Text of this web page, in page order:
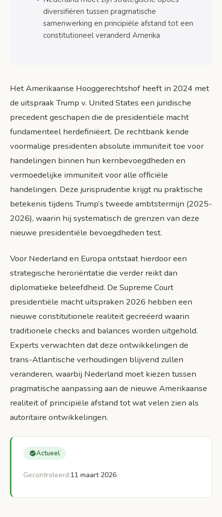
Veelgestelde vragen
Conclusie: Een Nieuwe Constitutionele Realiteit
diversifiëren tussen pragmatische
samenwerking en principiële afstand tot een
constitutioneel veranderd Amerika
Het Amerikaanse Hooggerechtshof heeft in 2024 met
de uitspraak Trump v. United States een juridische
precedent geschapen die de presidentiële macht
fundamenteel herdefiniëert. De rechtbank kende
voormalige presidenten absolute immuniteit toe voor
handelingen binnen hun kernbevoegdheden en
vermoedelijke immuniteit voor alle officiële
handelingen. Deze jurisprudentie krijgt nu praktische
betekenis tijdens Trump’s tweede ambtstermijn (2025-
2026), waarin hij systematisch de grenzen van deze
nieuwe presidentiële bevoegdheden test.
Voor Nederland en Europa ontstaat hierdoor een
strategische heroriëntatie die verder reikt dan
diplomatieke beleefdheid. De Supreme Court
presidentiële macht uitspraken 2026 hebben een
nieuwe constitutionele realiteit gecreëerd waarin
traditionele checks and balances worden uitgehold.
Experts verwachten dat deze ontwikkelingen de
trans-Atlantische verhoudingen blijvend zullen
veranderen, waarbij Nederland moet kiezen tussen
pragmatische aanpassing aan de nieuwe Amerikaanse
realiteit of principiële afstand tot wat velen zien als
autoritaire ontwikkelingen.
Actueel
Gecontroleerd:11 maart 2026